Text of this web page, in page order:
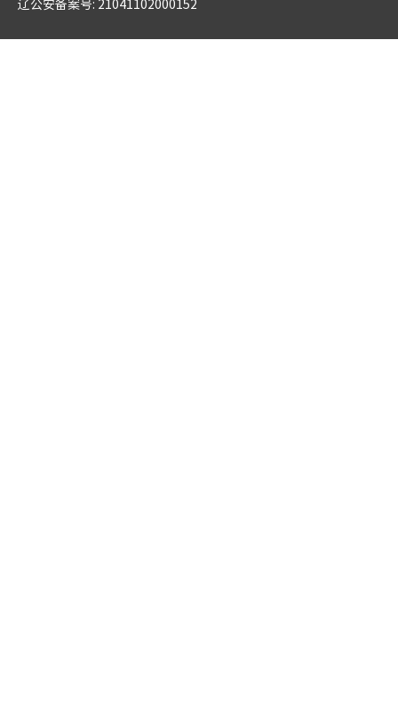
辽公安备案号: 21041102000152